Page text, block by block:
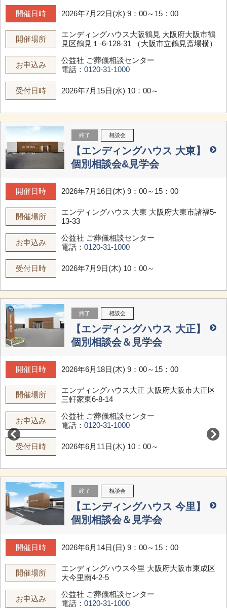
開催日時 2026年7月22日(水) 9：00～15：00
開催場所
エンディングハウス大阪鶴見 大阪府大阪市鶴
見区鶴見１-6-128-31 （大阪市立鶴見斎場横）
お申込み
公益社 ご葬儀相談センター
電話： 0120-31-1000
受付日時 2026年7月15日(水) 10：00～
終了 相談会
【エンディングハウス 大東】
個別相談会&見学会
開催日時 2026年7月16日(木) 9：00～15：00
開催場所
エンディングハウス 大東 大阪府大東市諸福5-
13-33
お申込み
公益社 ご葬儀相談センター
電話： 0120-31-1000
受付日時 2026年7月9日(木) 10：00～
終了 相談会
【エンディングハウス 大正】
個別相談会＆見学会
開催日時 2026年6月18日(木) 9：00～15：00
開催場所
エンディングハウス大正 大阪府大阪市大正区
三軒家東6-8-14
お申込み
公益社 ご葬儀相談センター
電話： 0120-31-1000
受付日時 2026年6月11日(木) 10：00～
終了 相談会
【エンディングハウス 今里】
個別相談会＆見学会
開催日時 2026年6月14日(日) 9：00～15：00
開催場所
エンディングハウス今里 大阪府大阪市東成区
大今里南4-2-5
お申込み
公益社 ご葬儀相談センター
電話： 0120-31-1000